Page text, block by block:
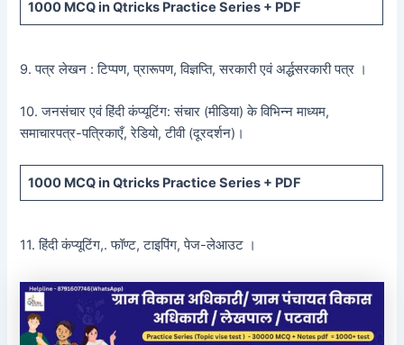
1000 MCQin Qtricks Practice Series + PDF
9. पत्र लेखन : टिप्पण, प्रारूपण, विज्ञप्ति, सरकारी एवं अर्द्धसरकारी पत्र ।
10. जनसंचार एवं हिंदी कंप्यूटिंग: संचार (मीडिया) के विभिन्न माध्यम,
समाचारपत्र-पत्रिकाएँ, रेडियो, टीवी (दूरदर्शन)।
1000 MCQin Qtricks Practice Series + PDF
11. हिंदी कंप्यूटिंग,. फॉण्ट, टाइपिंग, पेज-लेआउट ।